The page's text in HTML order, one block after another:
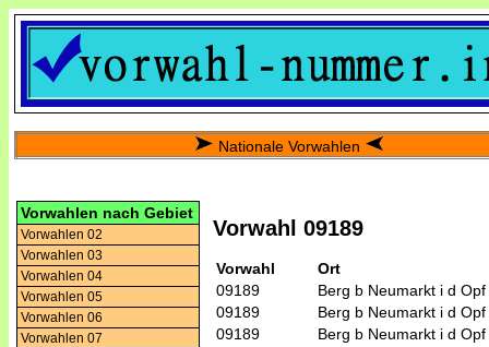
Nationale Vorwahlen
Vorwahlen nach Gebiet
Vorwahlen 02
Vorwahlen 03
Vorwahlen 04
Vorwahlen 05
Vorwahlen 06
Vorwahlen 07
Vorwahl 09189
Vorwahl
Ort
09189
Berg b Neumarkt i d Opf
09189
Berg b Neumarkt i d Opf
09189
Berg b Neumarkt i d Opf